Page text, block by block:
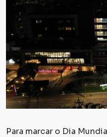
Para marcar o Dia